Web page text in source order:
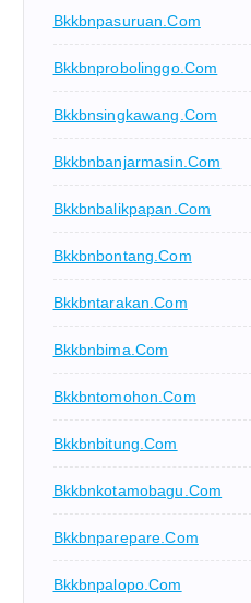
Bkkbnpasuruan.com
Bkkbnprobolinggo.com
Bkkbnsingkawang.com
Bkkbnbanjarmasin.com
Bkkbnbalikpapan.com
Bkkbnbontang.com
Bkkbntarakan.com
Bkkbnbima.com
Bkkbntomohon.com
Bkkbnbitung.com
Bkkbnkotamobagu.com
Bkkbnparepare.com
Bkkbnpalopo.com